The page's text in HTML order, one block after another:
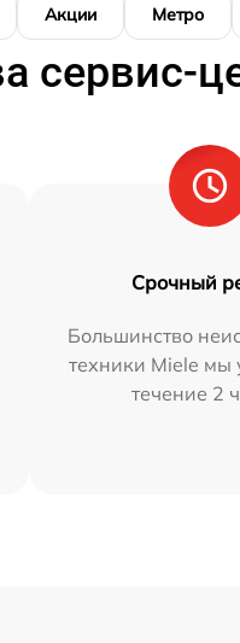
Акции Метро
сервис-
Срочный
Большинство
техники Miele мы
течение 2